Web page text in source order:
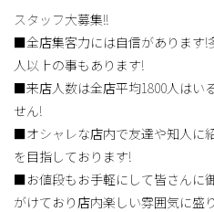
スタッフ大募集!!
■全店集客力には自信があります!
人以上の事もあります!
■来店人数は全店平均1800人はい
せん!
■オシャレな店内で友達や知人に
を目指しております!
■お値段もお手軽にして皆さんに
がけており店内楽しい雰囲気に盛